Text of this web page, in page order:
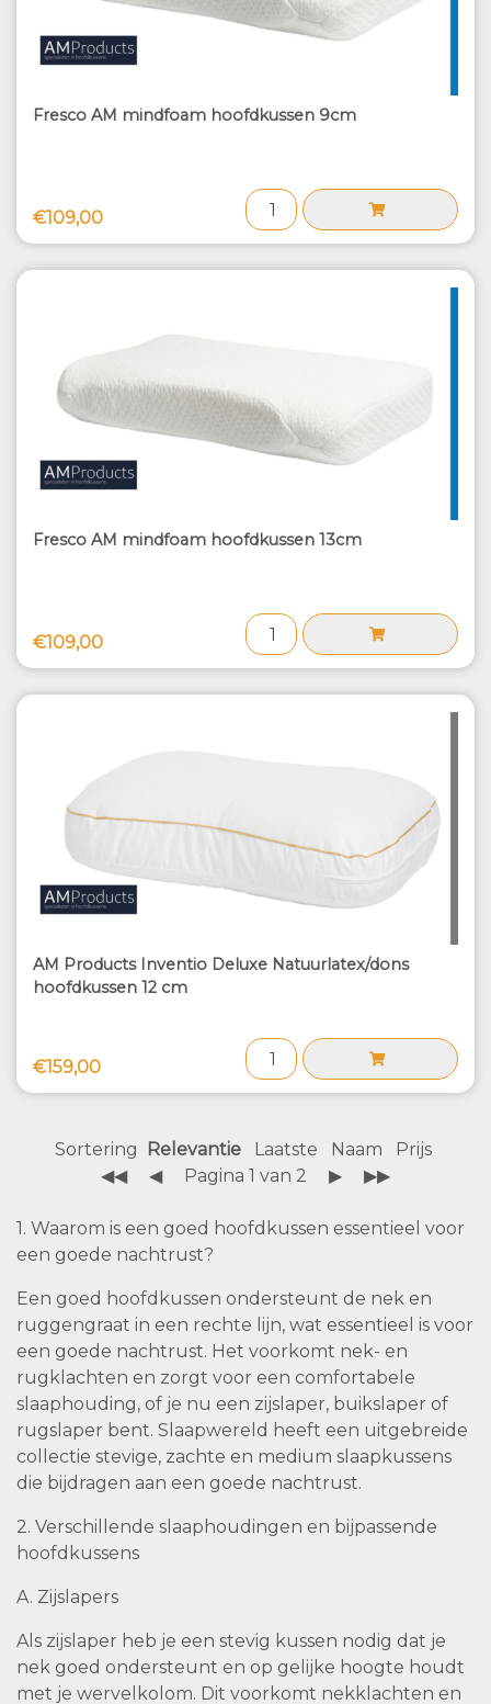
Fresco AM mindfoam hoofdkussen 9cm
€109,00
Fresco AM mindfoam hoofdkussen 13cm
€109,00
AM Products Inventio Deluxe Natuurlatex/dons
hoofdkussen 12 cm
€159,00
Sortering Relevantie Laatste Naam
Prijs
◀◀
◀ Pagina 1 van 2 ▶ ▶▶
1. Waarom is een goed hoofdkussen essentieel voor
een goede nachtrust?
Een goed hoofdkussen ondersteunt de nek en
ruggengraat in een rechte lijn, wat essentieel is voor
een goede nachtrust. Het voorkomt nek- en
rugklachten en zorgt voor een comfortabele
slaaphouding, of je nu een zijslaper, buikslaper of
rugslaper bent. Slaapwereld heeft een uitgebreide
collectie stevige, zachte en medium slaapkussens
die bijdragen aan een goede nachtrust.
2. Verschillende slaaphoudingen en bijpassende
hoofdkussens
A. Zijslapers
Als zijslaper heb je een stevig kussen nodig dat je
nek goed ondersteunt en op gelijke hoogte houdt
met je wervelkolom. Dit voorkomt nekklachten en